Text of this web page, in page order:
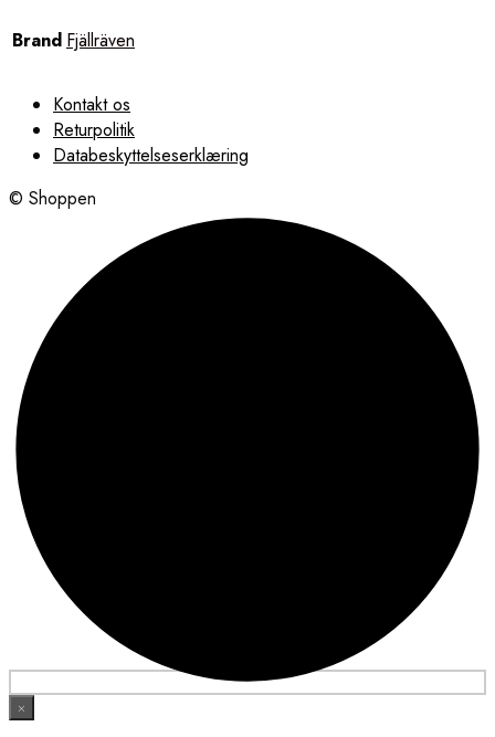
Brand Fjällräven
Kontakt os
Returpolitik
Databeskyttelseserklæring
© Shoppen
×